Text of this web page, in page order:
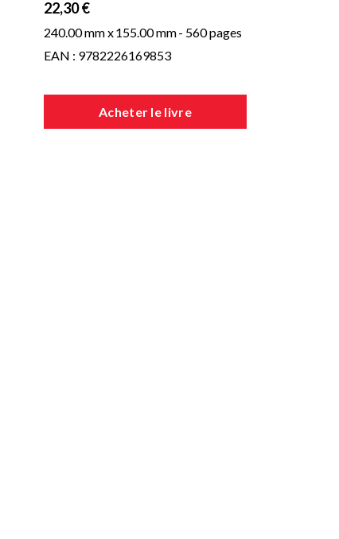
22,30 €
240.00 mm x155.00 mm- 560 pages
EAN : 9782226169853
Acheter le livre